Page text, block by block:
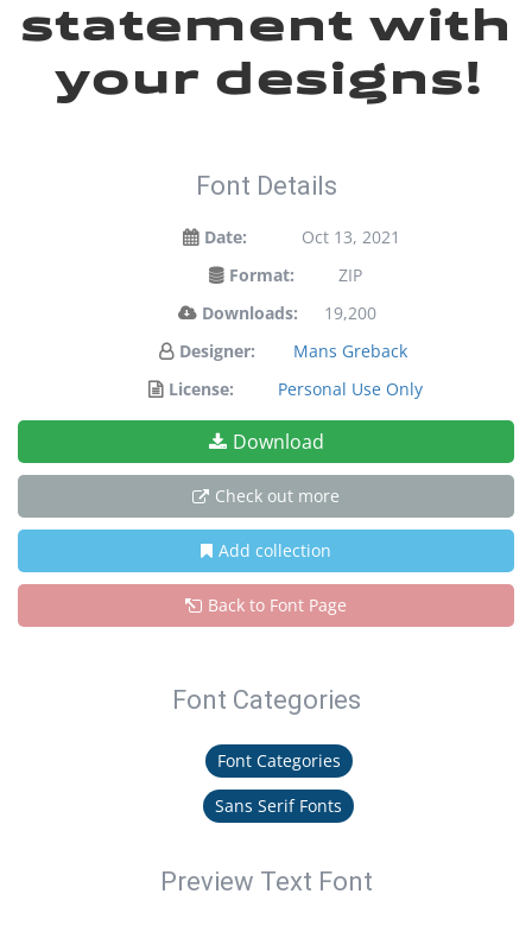
statement with
your designs!
Font Details
Date:
Oct 13, 2021
Format:
ZIP
Downloads:
19,200
Designer:
Mans Greback
License:
Personal Use Only
Download
Check out more
Add collection
Back to Font Page
Font Categories
Font Categories
Sans Serif Fonts
Preview Text Font